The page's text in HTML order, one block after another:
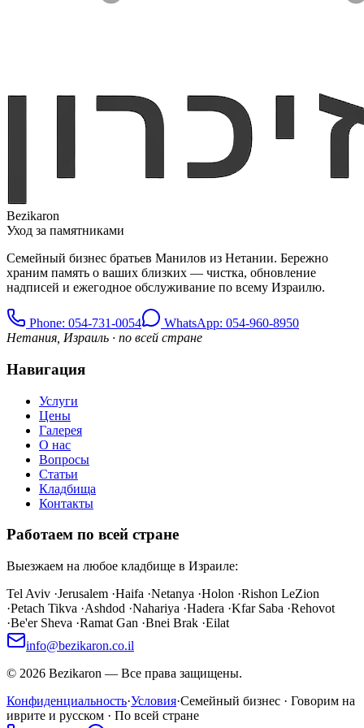
Bezikaron
Уход за памятниками
Семейный бизнес братьев Манилов из Нетании. Бережно
храним память о ваших близких — чистка, обновление
надписей и ежегодное обслуживание по всему Израилю.
Phone: 054-731-0054
WhatsApp: 054-960-8950
Нетания, Израиль · по всей стране
Навигация
Услуги
Цены
Галерея
О нас
Вопросы
Статьи
Кладбища
Контакты
Работаем по всей стране
Выезжаем на любое кладбище в Израиле:
Tel Aviv ·Jerusalem ·Haifa ·Netanya ·Holon ·Rishon LeZion
·Petach Tikva ·Ashdod ·Nahariya ·Hadera ·Kfar Saba ·Rehovot
·Be'er Sheva ·Ramat Gan ·Bnei Brak ·Eilat
info@bezikaron.co.il
© 2026 Bezikaron — Все права защищены.
Конфиденциальность·Условия·Семейный бизнес · Говорим на
иврите и русском · По всей стране